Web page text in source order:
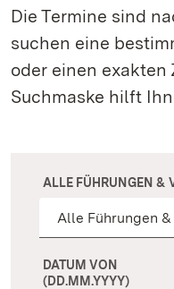
Die Termine sind
suchen eine
oder einen exakten
Suchmaske hilft
ALLE FÜHRUNGEN &
DATUM VON
(DD.MM.YYYY)